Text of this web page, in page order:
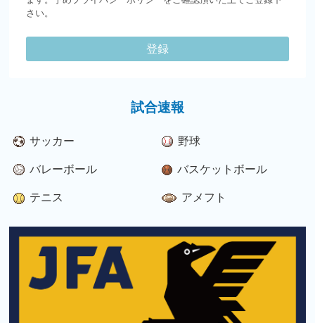
さい。
登録
試合速報
サッカー 野球
バレーボール バスケットボール
テニス アメフト